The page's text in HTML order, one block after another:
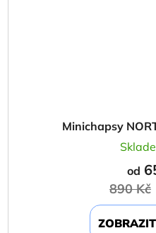
Minichapsy
od
890 Kč